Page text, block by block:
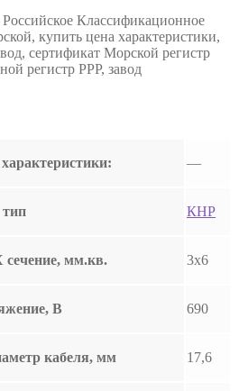
Классификационное
купить цена характеристики,
сертификат Морской регистр
регистр РРР, завод
—
тип КНР
мм.кв. 3х6
В 690
кабеля, мм 17,6